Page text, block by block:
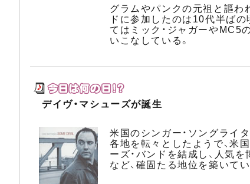
グラムやパンクの元祖と謳わ
ドに参加したのは10代半ば
てはミック・ジャガーやMC5
いこなしている。
デイヴ・マシューズが誕生
米国のシンガー・ソングライ
各地を転々としたようで、米
ーズ・バンドを結成し、人気
など、確固たる地位を築いてい